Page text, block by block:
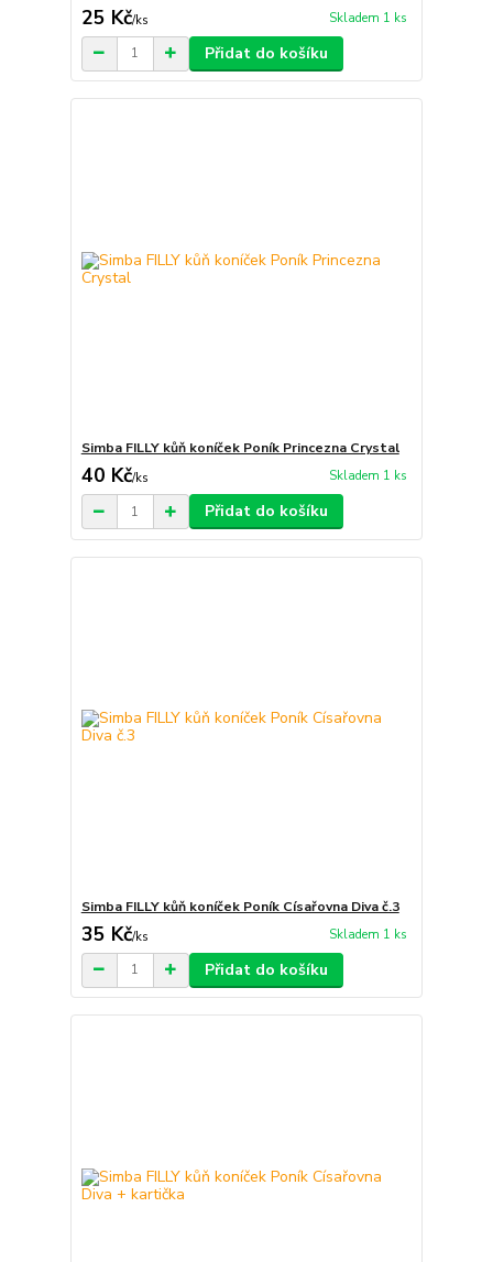
25 Kč/ks Skladem 1 ks
Přidat do košíku
Simba FILLY kůň koníček Poník Princezna Crystal
40 Kč/ks Skladem 1 ks
Přidat do košíku
Simba FILLY kůň koníček Poník Císařovna Diva č.3
35 Kč/ks Skladem 1 ks
Přidat do košíku